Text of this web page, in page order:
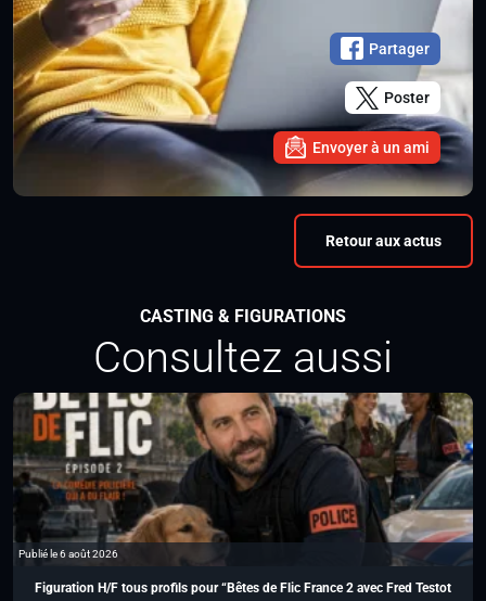
Partager
Poster
Envoyer à un ami
Retour aux actus
CASTING & FIGURATIONS
Consultez aussi
Publié le 6 août 2026
Figuration H/F tous profils pour “Bêtes de Flic France 2 avec Fred Testot